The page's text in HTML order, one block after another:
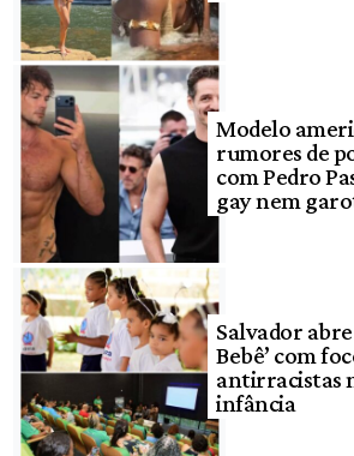
Modelo
rumores de
com Pedro
gay nem
Salvador abre
Bebê’ com
antirracistas
infância